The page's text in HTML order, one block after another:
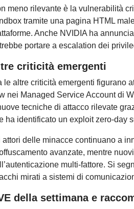
meno rilevante è la vulnerabilità
tramite una pagina HTML
Anche NVIDIA ha
portare a escalation dei
criticità emergenti
le altre criticità emergenti figurano
nei Managed Service Account di
tecniche di attacco rilevate
ha identificato un exploit zero-day
attori delle minacce continuano a
avanzate, mentre
multi-fattore. Si
mirati a sistemi di
della settimana e